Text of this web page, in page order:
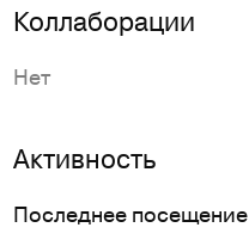
Коллаборации
Нет
Активность
Последнее посещение